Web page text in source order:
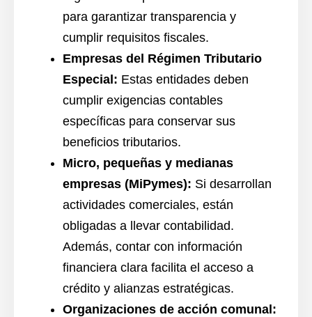
para garantizar transparencia y
cumplir requisitos fiscales.
Empresas del Régimen Tributario
Especial: Estas entidades deben
cumplir exigencias contables
específicas para conservar sus
beneficios tributarios.
Micro, pequeñas y medianas
empresas (MiPymes): Si desarrollan
actividades comerciales, están
obligadas a llevar contabilidad.
Además, contar con información
financiera clara facilita el acceso a
crédito y alianzas estratégicas.
Organizaciones de acción comunal: